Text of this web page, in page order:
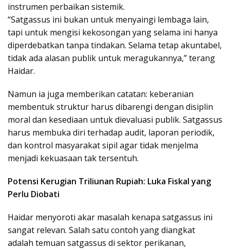
instrumen perbaikan sistemik.
“Satgassus ini bukan untuk menyaingi lembaga lain,
tapi untuk mengisi kekosongan yang selama ini hanya
diperdebatkan tanpa tindakan. Selama tetap akuntabel,
tidak ada alasan publik untuk meragukannya,” terang
Haidar.
Namun ia juga memberikan catatan: keberanian
membentuk struktur harus dibarengi dengan disiplin
moral dan kesediaan untuk dievaluasi publik. Satgassus
harus membuka diri terhadap audit, laporan periodik,
dan kontrol masyarakat sipil agar tidak menjelma
menjadi kekuasaan tak tersentuh.
Potensi Kerugian Triliunan Rupiah: Luka Fiskal yang
Perlu Diobati
Haidar menyoroti akar masalah kenapa satgassus ini
sangat relevan. Salah satu contoh yang diangkat
adalah temuan satgassus di sektor perikanan,